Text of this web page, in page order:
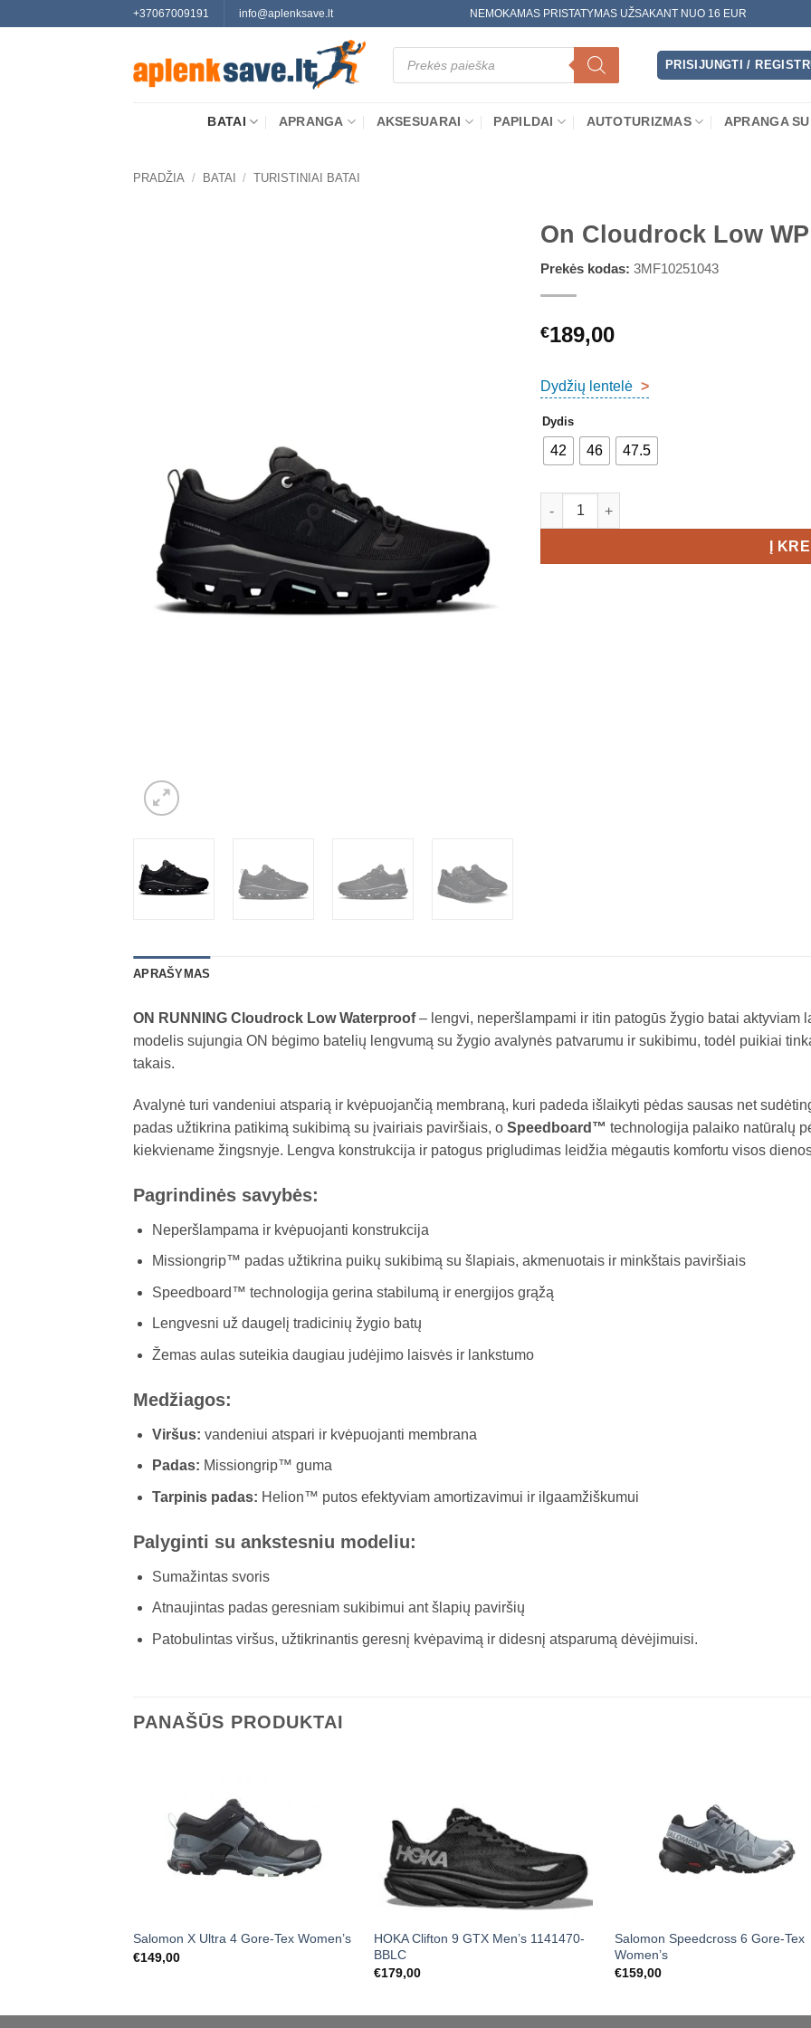
+37067009191 info@aplenksave.lt NEMOKAMAS PRISTATYMAS UŽSAKANT NUO 16 EUR
Products
search
PRISIJUNGTI /
BATAI APRANGA AKSESUARAI PAPILDAI AUTOTURIZMAS APRANGA
PRADŽIA / BATAI / TURISTINIAI BATAI
On Cloudrock Low WP
Prekės kodas: 3MF10251043
€189,00
Dydžių lentelė >
Dydis
42 46 47.5
produkto kiekis: On Cloudrock Low WP
Į
APRAŠYMAS
ON RUNNING Cloudrock Low Waterproof– lengvi, neperšlampami ir itin patogūs žygio batai aktyviam
modelis sujungia ON bėgimo batelių lengvumą su žygio avalynės patvarumu ir sukibimu, todėl puikiai
takais.
Avalynė turi vandeniui atsparią ir kvėpuojančią membraną, kuri padeda išlaikyti pėdas sausas net
padas užtikrina patikimą sukibimą su įvairiais paviršiais, o Speedboard™ technologija palaiko natūralų
kiekviename žingsnyje. Lengva konstrukcija ir patogus prigludimas leidžia mėgautis komfortu visos
Pagrindinės savybės:
Neperšlampama ir kvėpuojanti konstrukcija
Missiongrip™ padas užtikrina puikų sukibimą su šlapiais, akmenuotais ir minkštais paviršiais
Speedboard™ technologija gerina stabilumą ir energijos grąžą
Lengvesni už daugelį tradicinių žygio batų
Žemas aulas suteikia daugiau judėjimo laisvės ir lankstumo
Medžiagos:
Viršus: vandeniui atspari ir kvėpuojanti membrana
Padas: Missiongrip™ guma
Tarpinis padas: Helion™ putos efektyviam amortizavimui ir ilgaamžiškumui
Palyginti su ankstesniu modeliu:
Sumažintas svoris
Atnaujintas padas geresniam sukibimui ant šlapių paviršių
Patobulintas viršus, užtikrinantis geresnį kvėpavimą ir didesnį atsparumą dėvėjimuisi.
PANAŠŪS PRODUKTAI
Salomon X Ultra 4 Gore-Tex Women’s
€149,00
HOKA Clifton 9 GTX Men’s 1141470-
BBLC
€179,00
Salomon Speedcross 6 Gore-Tex
Women’s
€159,00